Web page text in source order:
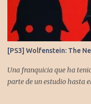
[PS3] Wolfenstein: The
Una franquicia que ha
parte de un estudio hasta